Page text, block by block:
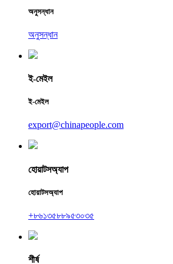
অনুসন্ধান
অনুসন্ধান
ই-মেইল
ই-মেইল
export@chinapeople.com
হোয়াটসঅ্যাপ
হোয়াটসঅ্যাপ
+৮৬১৩৫৮৮৯৫৩০৩৫
শীর্ষ